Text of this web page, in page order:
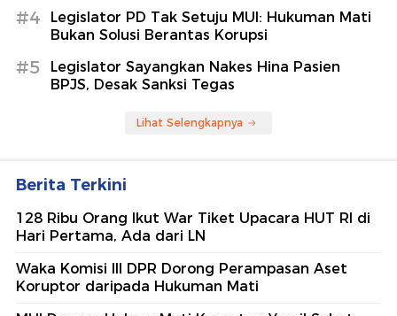
#4
Legislator PD Tak Setuju MUI: Hukuman Mati
Bukan Solusi Berantas Korupsi
#5
Legislator Sayangkan Nakes Hina Pasien
BPJS, Desak Sanksi Tegas
Lihat Selengkapnya
Berita Terkini
128 Ribu Orang Ikut War Tiket Upacara HUT RI di
Hari Pertama, Ada dari LN
Waka Komisi III DPR Dorong Perampasan Aset
Koruptor daripada Hukuman Mati